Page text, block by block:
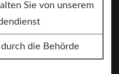
Sie von unserem
die Behörde